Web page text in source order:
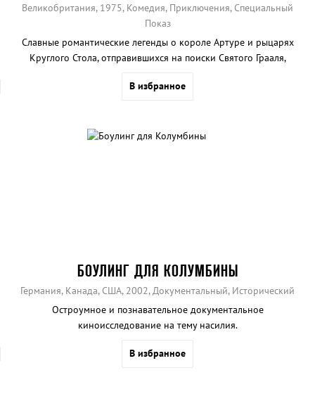
Великобритания, 1975, Комедия, Приключения, Специальный
Показ
Славные романтические легенды о короле Артуре и рыцарях
Круглого Стола, отправившихся на поиски Святого Грааля,
В избранное
БОУЛИНГ ДЛЯ КОЛУМБИНЫ
Германия, Канада, США, 2002, Документальный, Исторический
Остроумное и познавательное документальное
киноисследование на тему насилия.
В избранное